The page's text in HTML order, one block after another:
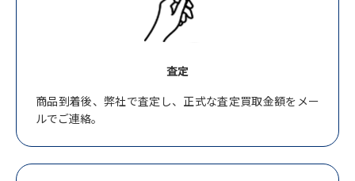
査定
商品到着後、弊社で査定し、正式な査定買取金額をメー
ルでご連絡。